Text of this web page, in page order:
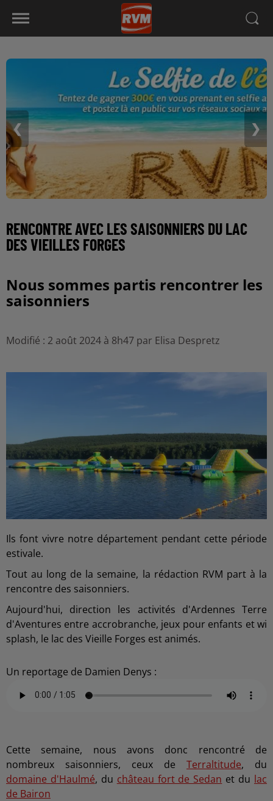
❮ ❯
RENCONTRE AVEC LES SAISONNIERS DU LAC
DES VIEILLES FORGES
Nous sommes partis rencontrer les
saisonniers
Modifié : 2 août 2024 à 8h47 par Elisa Despretz
Ils font vivre notre département pendant cette période
estivale.
Tout au long de la semaine, la rédaction RVM part à la
rencontre des saisonniers.
Aujourd'hui, direction les activités d'Ardennes Terre
d'Aventures entre accrobranche, jeux pour enfants et wi
splash, le lac des Vieille Forges est animés.
Un reportage de Damien Denys :
Cette semaine, nous avons donc rencontré de
nombreux saisonniers, ceux de Terraltitude, du
domaine d'Haulmé, du château fort de Sedan et du lac
de Bairon